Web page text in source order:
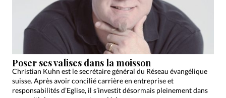
Se connecter
Édition: Internationale
Devise:CHF
RUBRIQUES
Poser ses valises dans la moisson
Christian Kuhn est le secrétaire général du Réseau évangélique
suisse. Après avoir concilié carrière en entreprise et
responsabilités d’Eglise, il s’investit désormais pleinement dans